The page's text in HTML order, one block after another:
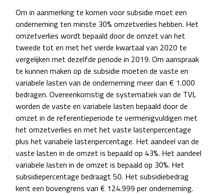
Om in aanmerking te komen voor subsidie moet een
onderneming ten minste 30% omzetverlies hebben. Het
omzetverlies wordt bepaald door de omzet van het
tweede tot en met het vierde kwartaal van 2020 te
vergelijken met dezelfde periode in 2019. Om aanspraak
te kunnen maken op de subsidie moeten de vaste en
variabele lasten van de onderneming meer dan € 1.000
bedragen. Overeenkomstig de systematiek van de TVL
worden de vaste en variabele lasten bepaald door de
omzet in de referentieperiode te vermenigvuldigen met
het omzetverlies en met het vaste lastenpercentage
plus het variabele lastenpercentage. Het aandeel van de
vaste lasten in de omzet is bepaald op 43%. Het aandeel
variabele lasten in de omzet is bepaald op 30%. Het
subsidiepercentage bedraagt 50. Het subsidiebedrag
kent een bovengrens van € 124.999 per onderneming.